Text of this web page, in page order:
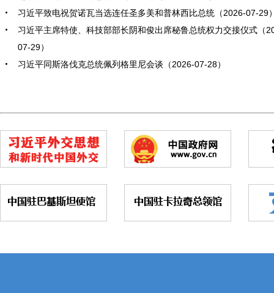
习近平致电祝贺诺瓦当选连任圣多美和普林西比总统（2026-07-29
习近平主席特使、科技部部长阴和俊出席秘鲁总统权力交接仪式（
07-29）
习近平同斯洛伐克总统佩列格里尼会谈（2026-07-28）